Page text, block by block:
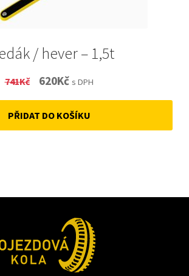
/ hever – 1,5t
741Kč
Original
price
was:
620KčCurrent
price
is:
s DPH
PŘIDAT DO KOŠÍKU